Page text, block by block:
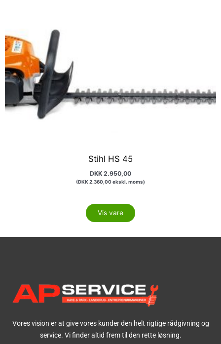
Stihl HS 45
DKK 2.950,00
(DKK2.360,00ekskl. moms)
Vis vare
Vores vision er at give vores kunder den helt rigtige rådgivning og
service. Vi finder altid frem til den rette løsning.